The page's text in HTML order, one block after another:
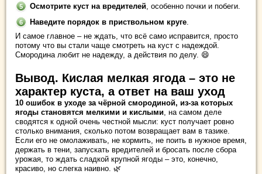
Осмотрите куст на вредителей, особенно почки и побеги.
Наведите порядок в приствольном круге.
И самое главное – не ждать, что всё само исправится, просто
потому что вы стали чаще смотреть на куст с надеждой.
Смородина любит не надежду, а действия по делу. 😄
Вывод. Кислая мелкая ягода – это не
характер куста, а ответ на ваш уход
10 ошибок в уходе за чёрной смородиной, из-за которых
ягоды становятся мелкими и кислыми, на самом деле
сводятся к одной очень честной мысли: куст получает ровно
столько внимания, сколько потом возвращает вам в тазике.
Если его не омолаживать, не кормить, не поить в нужное время,
держать в тени, запускать вредителей и бросать после сбора
урожая, то ждать сладкой крупной ягоды – это, конечно,
красиво, но слегка наивно. 🌿